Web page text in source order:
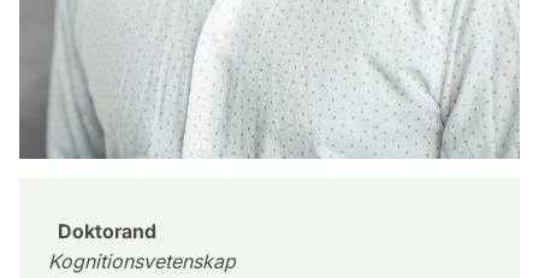
Doktorand
Kognitionsvetenskap